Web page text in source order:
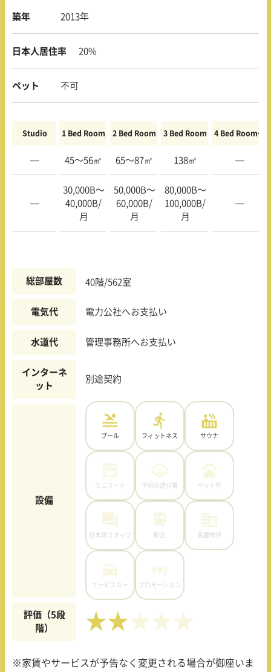
築年 2013年
日本人居住率 20%
ペット 不可
Studio 1 Bed Room 2 Bed Room 3 Bed Room 4 Bed Room〜
— 45〜56㎡ 65〜87㎡ 138㎡ —
—
30,000B〜
40,000B/
月
50,000B〜
60,000B/
月
80,000B〜
100,000B/
月
—
総部屋数 40階/562室
電気代 電力公社へお支払い
水道代 管理事務所へお支払い
インターネ
ット
別途契約
設備
プール フィットネス サウナ
ミニマート 子供の遊び場 ペット可
日本語スタッフ 駅近 高層物件
サービスカー プロモーション
評価（5段
階）
★★
※家賃やサービスが予告なく変更される場合が御座いま